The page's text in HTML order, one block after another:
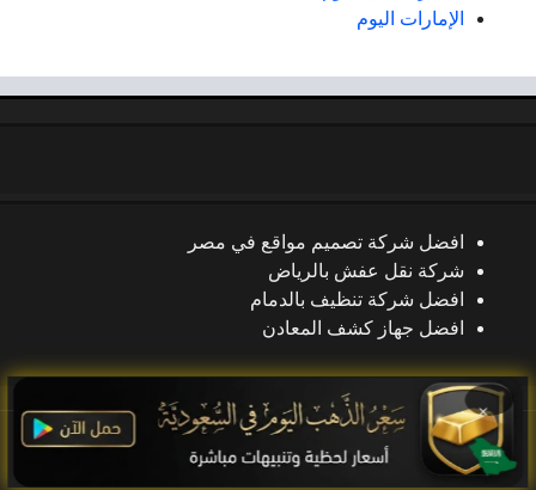
الإمارات اليوم
افضل شركة تصميم مواقع في مصر
شركة نقل عفش بالرياض
افضل شركة تنظيف بالدمام
افضل جهاز كشف المعادن
×